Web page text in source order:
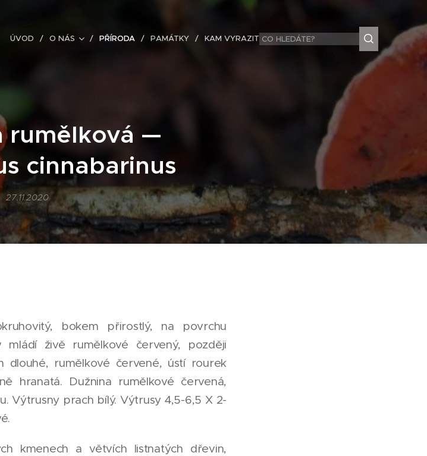
ÚVOD O NÁS PŘÍRODA PAMÁTKY KAM VYRAZIT
rumělková —
cinnabarinus
27.11.2020
bokem přirostlý, na povrchu
živě rumělkové červený, později
dlouhé, rumělkové červené, ústí rourek
hranatá. Dužnina rumělkové červená,
Výtrusny prach bílý. Výtrusy 4,5-6,5 X 2-
kmenech a větvích listnatých dřevin,